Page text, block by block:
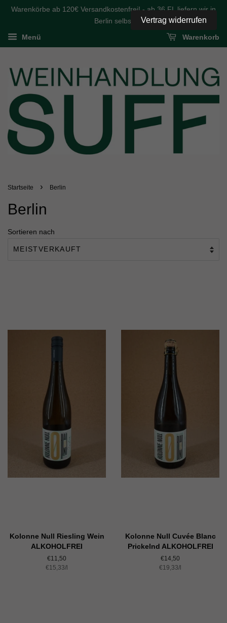
Warenkörbe ab 120€ Versandkostenfrei! - ab 36 FL liefern wir in
Berlin selbst
Menü Warenkorb
Startseite › Berlin
Berlin
Sortieren nach
Kolonne Null Riesling Wein
ALKOHOLFREI
Normaler
Preis
€11,50
Einzelpreis
€15,33/
Kolonne Null Cuvée Blanc
Prickelnd ALKOHOLFREI
Normaler
Preis
€14,50
Einzelpreis
€19,33/
Vertrag widerrufen